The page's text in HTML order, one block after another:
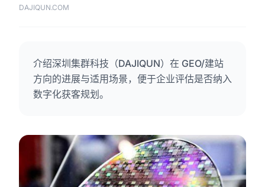
DAJIQUN.COM
介绍深圳集群科技（DAJIQUN）在 GEO/建站
方向的进展与适用场景，便于企业评估是否纳入
数字化获客规划。